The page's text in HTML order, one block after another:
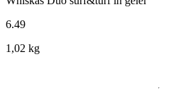
6.49
1,02 kg